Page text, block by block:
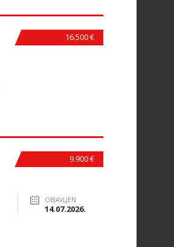
16.500 €
9.900 €
OBJAVLJEN
14.07.2026.